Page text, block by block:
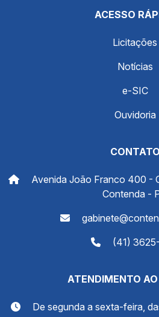
ACESSO
Licitações
Notícias
e-SIC
Ouvidoria
CONTATO
Avenida João Franco 400 -
Contenda -
(41)
ATENDIMENTO
De segunda a sexta-feira,